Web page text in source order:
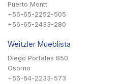
Puerto Montt
+56-65-2252-505
+56-65-2433-280
Weitzler Mueblista
Diego Portales 850
Osorno
+56-64-2233-573